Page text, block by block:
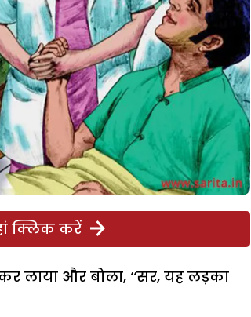
क्लिक करें
लाया और बोला, ‘‘सर, यह लड़का